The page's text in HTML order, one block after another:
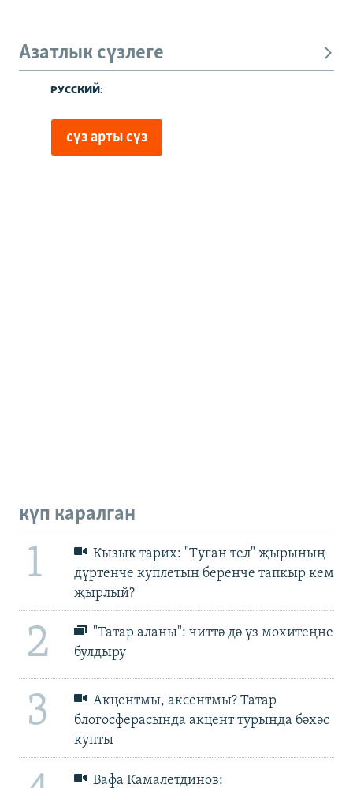
Азатлык сүзлеге
күп каралган
1
Кызык тарих: "Туган тел" җырының
дүртенче куплетын беренче тапкыр кем
җырлый?
2
"Татар аланы": читтә дә үз мохитеңне
булдыру
3
Акцентмы, аксентмы? Татар
блогосферасында акцент турында бәхәс
купты
Вафа Камалетдинов: